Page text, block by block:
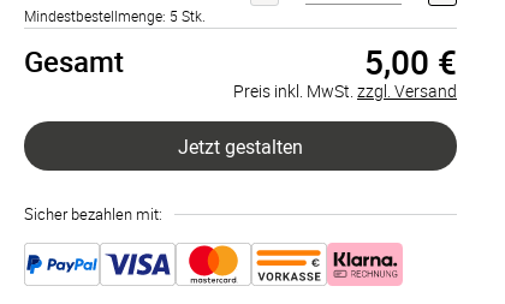
Mindestbestellmenge: 5 Stk.
Gesamt 5,00 €
Preis inkl. MwSt. zzgl. Versand
Jetzt gestalten
Sicher bezahlen mit: